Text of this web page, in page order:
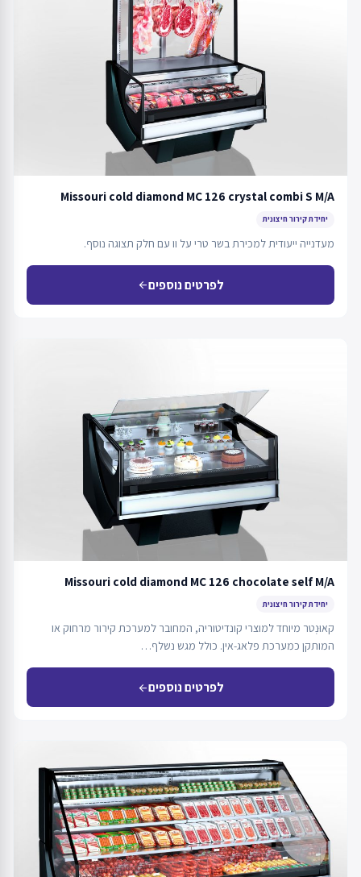
Missouri cold diamond MC 126 crystal combi S M/A
יחידת קירור חיצונית
מעדנייה ייעודית למכירת בשר טרי על וו עם חלק תצוגה נוסף.
לפרטים נוספיםarrow_back
Missouri cold diamond MC 126 chocolate self M/A
יחידת קירור חיצונית
קאוּנְטר מיוחד למוצרי קונדיטוריה, המחובר למערכת קירור מרחוק או
המותקן כמערכת פלאג-אין. כולל מגש נשלף…
לפרטים נוספיםarrow_back